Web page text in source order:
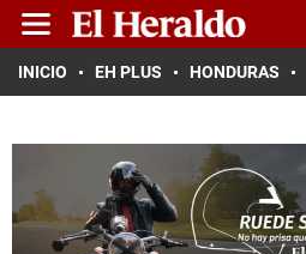
INICIO EH PLUS HONDURAS